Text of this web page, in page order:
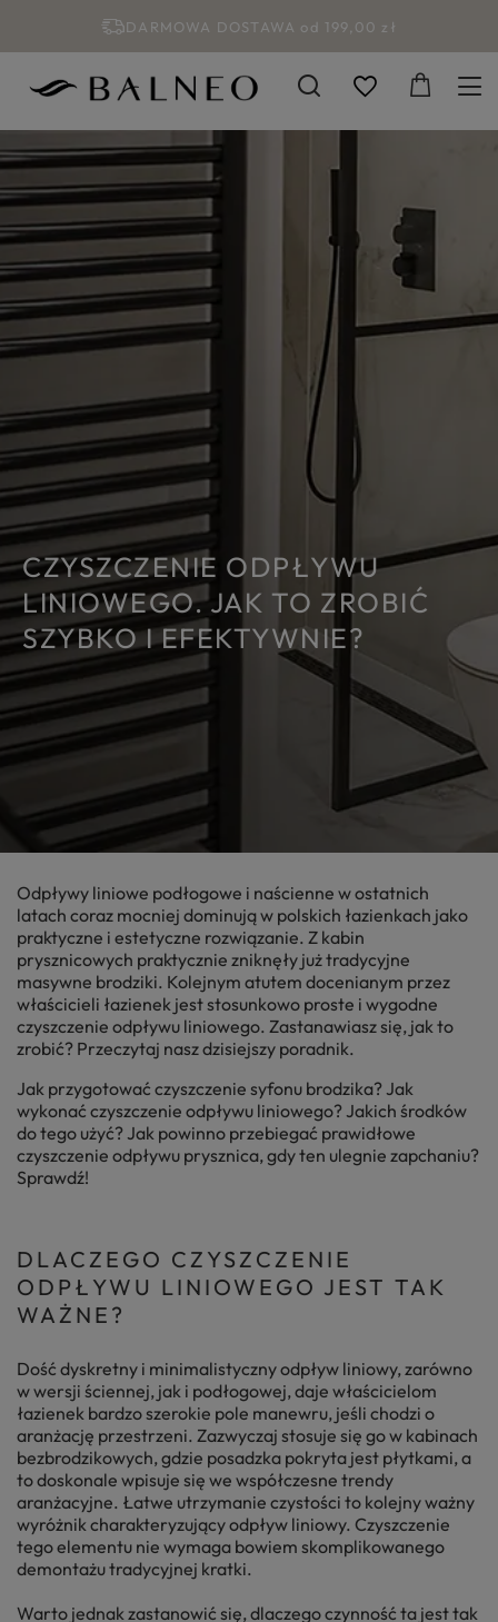
DARMOWA DOSTAWA od 199,00 zł
CZYSZCZENIE ODPŁYWU
LINIOWEGO. JAK TO ZROBIĆ
SZYBKO I EFEKTYWNIE?
Odpływy liniowe podłogowe i naścienne w ostatnich
latach coraz mocniej dominują w polskich łazienkach jako
praktyczne i estetyczne rozwiązanie. Z kabin
prysznicowych praktycznie zniknęły już tradycyjne
masywne brodziki. Kolejnym atutem docenianym przez
właścicieli łazienek jest stosunkowo proste i wygodne
czyszczenie odpływu liniowego. Zastanawiasz się, jak to
zrobić? Przeczytaj nasz dzisiejszy poradnik.
Jak przygotować czyszczenie syfonu brodzika? Jak
wykonać czyszczenie odpływu liniowego? Jakich środków
do tego użyć? Jak powinno przebiegać prawidłowe
czyszczenie odpływu prysznica, gdy ten ulegnie zapchaniu?
Sprawdź!
DLACZEGO CZYSZCZENIE
ODPŁYWU LINIOWEGO JEST TAK
WAŻNE?
Dość dyskretny i minimalistyczny odpływ liniowy, zarówno
w wersji ściennej, jak i podłogowej, daje właścicielom
łazienek bardzo szerokie pole manewru, jeśli chodzi o
aranżację przestrzeni. Zazwyczaj stosuje się go w kabinach
bezbrodzikowych, gdzie posadzka pokryta jest płytkami, a
to doskonale wpisuje się we współczesne trendy
aranżacyjne. Łatwe utrzymanie czystości to kolejny ważny
wyróżnik charakteryzujący odpływ liniowy. Czyszczenie
tego elementu nie wymaga bowiem skomplikowanego
demontażu tradycyjnej kratki.
Warto jednak zastanowić się, dlaczego czynność ta jest tak